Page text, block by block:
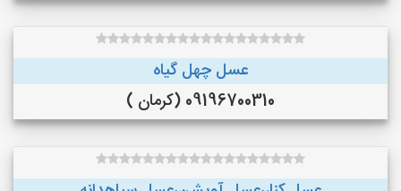
عسل چهل گیاه
09196700310 (کرمان )